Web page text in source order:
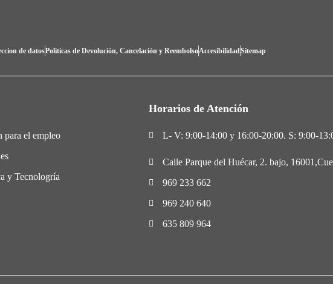
de datosPoliticas de Devolución, Cancelación y ReembolsoAccesibilidadSitemap
para el empleo
y Tecnologría
Horarios de Atención
L- V: 9:00-14:00 y 16:00-20:00. S: 9:00-
Calle Parque del Huécar, 2. bajo,
969 233 662
969 240 640
635 809 964